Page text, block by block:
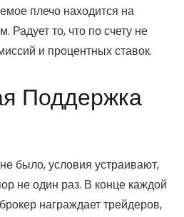
плечо находится на
Радует то, что по счету не
и процентных ставок.
Поддержка
было, условия устраивают,
не один раз. В конце каждой
награждает трейдеров,